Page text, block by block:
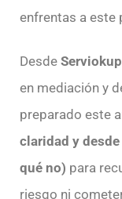
enfrentas a este
Desde
en mediación y
preparado este
claridad y
qué no) para
riesgo ni